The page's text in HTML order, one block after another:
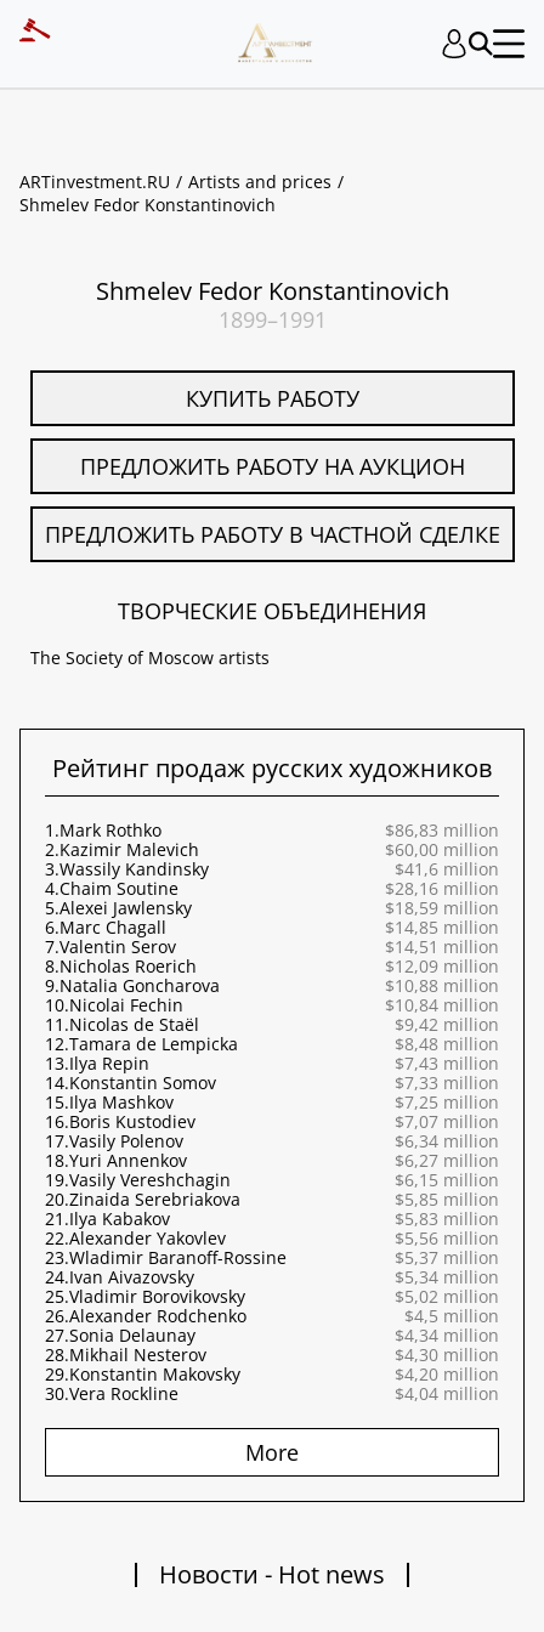
ARTinvestment.RU
Artists and prices
Shmelev Fedor Konstantinovich
Shmelev Fedor Konstantinovich
1899–1991
КУПИТЬ РАБОТУ
ПРЕДЛОЖИТЬ РАБОТУ НА АУКЦИОН
ПРЕДЛОЖИТЬ РАБОТУ В ЧАСТНОЙ СДЕЛКЕ
ТВОРЧЕСКИЕ ОБЪЕДИНЕНИЯ
The Society of Moscow artists
Рейтинг продаж русских художников
1.Mark Rothko
$86,83 million
2.Kazimir Malevich
$60,00 million
3.Wassily Kandinsky
$41,6 million
4.Chaim Soutine
$28,16 million
5.Alexei Jawlensky
$18,59 million
6.Marc Chagall
$14,85 million
7.Valentin Serov
$14,51 million
8.Nicholas Roerich
$12,09 million
9.Natalia Goncharova
$10,88 million
10.Nicolai Fechin
$10,84 million
11.Nicolas de Staël
$9,42 million
12.Tamara de Lempicka
$8,48 million
13.Ilya Repin
$7,43 million
14.Konstantin Somov
$7,33 million
15.Ilya Mashkov
$7,25 million
16.Boris Kustodiev
$7,07 million
17.Vasily Polenov
$6,34 million
18.Yuri Annenkov
$6,27 million
19.Vasily Vereshchagin
$6,15 million
20.Zinaida Serebriakova
$5,85 million
21.Ilya Kabakov
$5,83 million
22.Alexander Yakovlev
$5,56 million
23.Wladimir Baranoff-Rossine
$5,37 million
24.Ivan Aivazovsky
$5,34 million
25.Vladimir Borovikovsky
$5,02 million
26.Alexander Rodchenko
$4,5 million
27.Sonia Delaunay
$4,34 million
28.Mikhail Nesterov
$4,30 million
29.Konstantin Makovsky
$4,20 million
30.Vera Rockline $4,04 million
More
Новости - Hot news